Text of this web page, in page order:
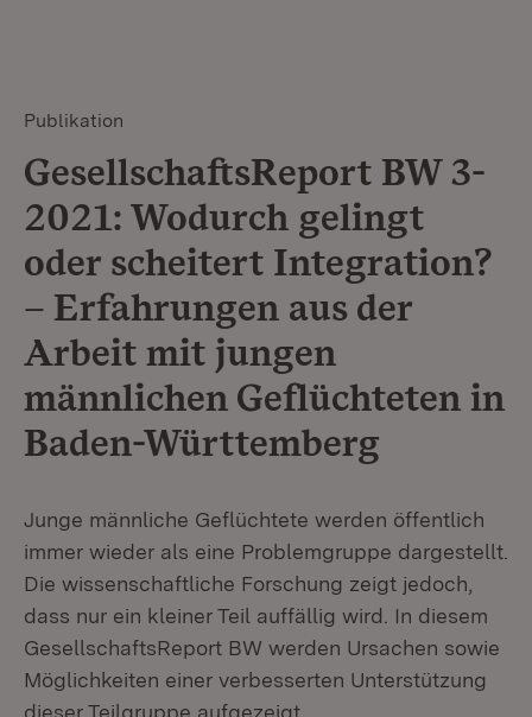
Publikation
GesellschaftsReport BW 3-
2021: Wodurch gelingt
oder scheitert Integration?
– Erfahrungen aus der
Arbeit mit jungen
männlichen Geflüchteten in
Baden-Württemberg
Junge männliche Geflüchtete werden öffentlich
immer wieder als eine Problemgruppe dargestellt.
Die wissenschaftliche Forschung zeigt jedoch,
dass nur ein kleiner Teil auffällig wird. In diesem
GesellschaftsReport BW werden Ursachen sowie
Möglichkeiten einer verbesserten Unterstützung
dieser Teilgruppe aufgezeigt.